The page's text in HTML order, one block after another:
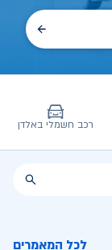
רכב חשמלי באלדן
לכל המאמרים